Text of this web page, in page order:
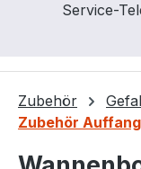
Service-
Zubehör
Zubehör